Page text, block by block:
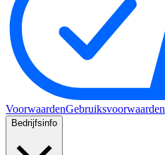
VoorwaardenGebruiksvoorwaarden
Bedrijfsinfo